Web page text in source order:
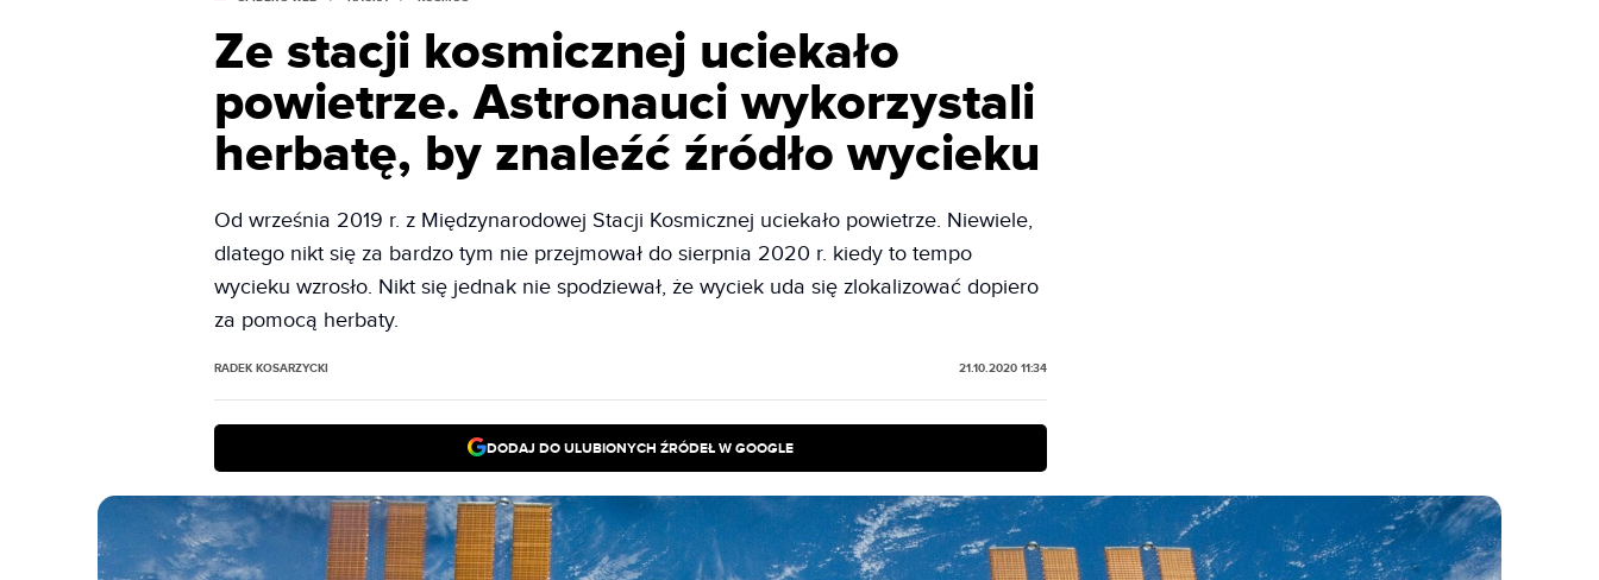
Ze stacji kosmicznej uciekało
powietrze. Astronauci wykorzystali
herbatę, by znaleźć źródło wycieku
Od września 2019 r. z Międzynarodowej Stacji Kosmicznej uciekało powietrze. Niewiele,
dlatego nikt się za bardzo tym nie przejmował do sierpnia 2020 r. kiedy to tempo
wycieku wzrosło. Nikt się jednak nie spodziewał, że wyciek uda się zlokalizować dopiero
za pomocą herbaty.
RADEK KOSARZYCKI 21.10.2020 11:34
DODAJ DO ULUBIONYCH ŹRÓDEŁ W GOOGLE